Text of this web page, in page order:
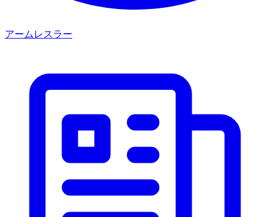
アームレスラー